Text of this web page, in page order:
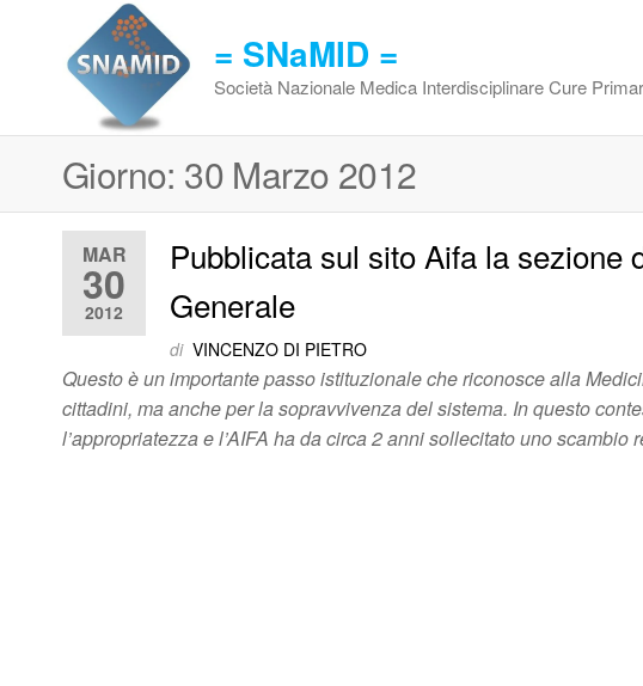
contenuto
= SNaMID =
Società Nazionale Medica Interdisciplinare Cure
Giorno: 30 Marzo 2012
MAR
30
2012
Pubblicata sul sito Aifa la sezione
Generale
di VINCENZO DI PIETRO
Questo è un importante passo istituzionale che riconosce alla
cittadini, ma anche per la sopravvivenza del sistema. In questo
l’appropriatezza e l’AIFA ha da circa 2 anni sollecitato uno